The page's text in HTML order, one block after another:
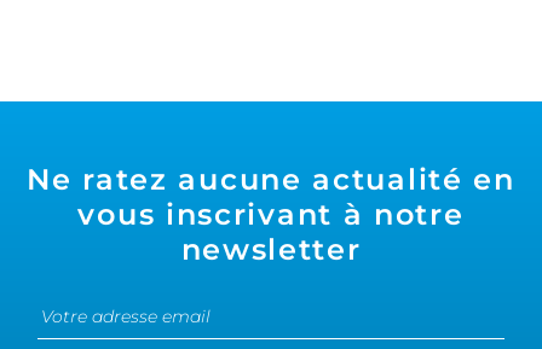
Ne ratez aucune actualité en
vous inscrivant à notre
newsletter